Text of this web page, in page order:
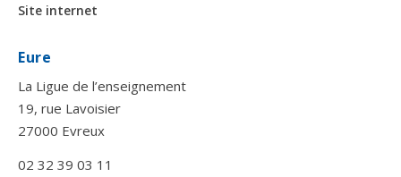
Site internet
Eure
La Ligue de l’enseignement
19, rue Lavoisier
27000 Evreux
02 32 39 03 11